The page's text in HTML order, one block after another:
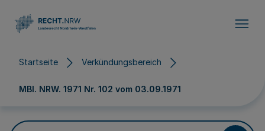
Startseite Verkündungsbereich
MBl. NRW. 1971 Nr. 102 vom 03.09.1971